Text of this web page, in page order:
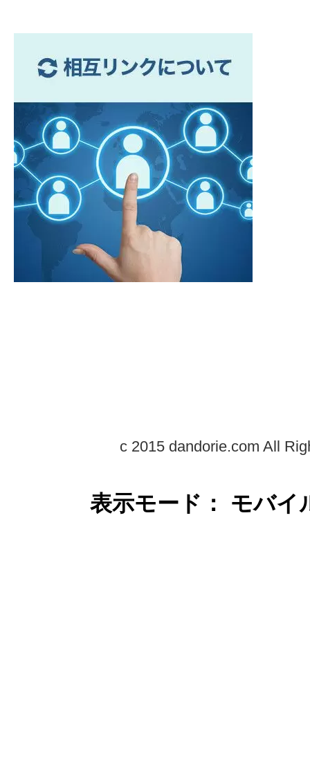
c 2015 dandorie.com All
表示モード： モバ